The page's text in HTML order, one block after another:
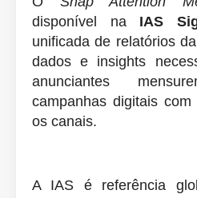
disponível na IAS
unificada de relatórios
dados e insights
anunciantes
campanhas digitais
os canais.
A IAS é referência